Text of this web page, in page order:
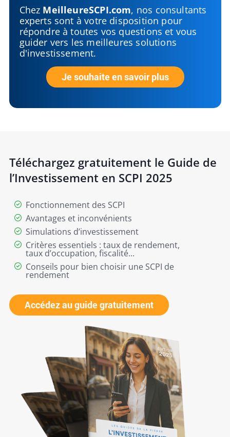
Chez MeilleureSCPI.com, nos consultants
experts sont à votre disposition pour
répondre à toutes vos questions et vous
guider vers les meilleures solutions
d'investissement.
Je souhaite en savoir plus
Téléchargez gratuitement le Guide de
l’Investissement en SCPI 2025
Fonctionnement des SCPI
Avantages et inconvénients
Simulations d’investissement
Critères essentiels : taux de rendement,
taux d’occupation, fiscalité...
Conseils pour bien choisir une SCPI de
rendement
Accédez au guide gratuitement